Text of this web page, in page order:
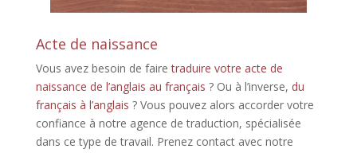
Acte de naissance
Vous avez besoin de fairetraduire votre acte de
naissance de l’anglais au français ? Ou à l’inverse, du
français à l’anglais ? Vous pouvez alors accorder votre
confiance à notre agence de traduction, spécialisée
dans ce type de travail. Prenez contact avec notre